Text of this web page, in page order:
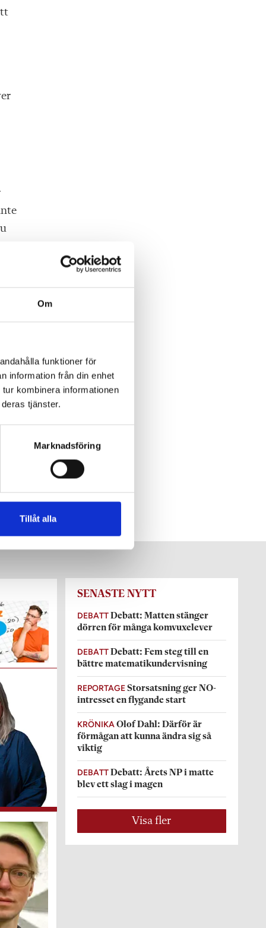
Om
funktioner för
information från din enhet
kombinera informationen
tjänster.
Marknadsföring
Tillåt alla
SENASTE NYTT
DEBATT Debatt: Matten stänger
dörren för många komvuxelever
DEBATT Debatt: Fem steg till en
bättre matematikundervisning
REPORTAGE Storsatsning ger NO-
intresset en flygande start
KRÖNIKA Olof Dahl: Därför är
förmågan att kunna ändra sig så
viktig
DEBATT Debatt: Årets NP i matte
blev ett slag i magen
Visa fler